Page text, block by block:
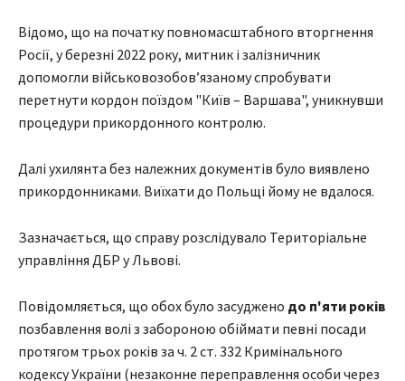
Відомо, що на початку повномасштабного вторгнення
Росії, у березні 2022 року, митник і залізничник
допомогли військовозобов’язаному спробувати
перетнути кордон поїздом "Київ – Варшава", уникнувши
процедури прикордонного контролю.
Далі ухилянта без належних документів було виявлено
прикордонниками. Виїхати до Польщі йому не вдалося.
Зазначається, що справу розслідувало Територіальне
управління ДБР у Львові.
Повідомляється, що обох було засуджено до п'яти років
позбавлення волі з забороною обіймати певні посади
протягом трьох років за ч. 2 ст. 332 Кримінального
кодексу України (незаконне переправлення особи через